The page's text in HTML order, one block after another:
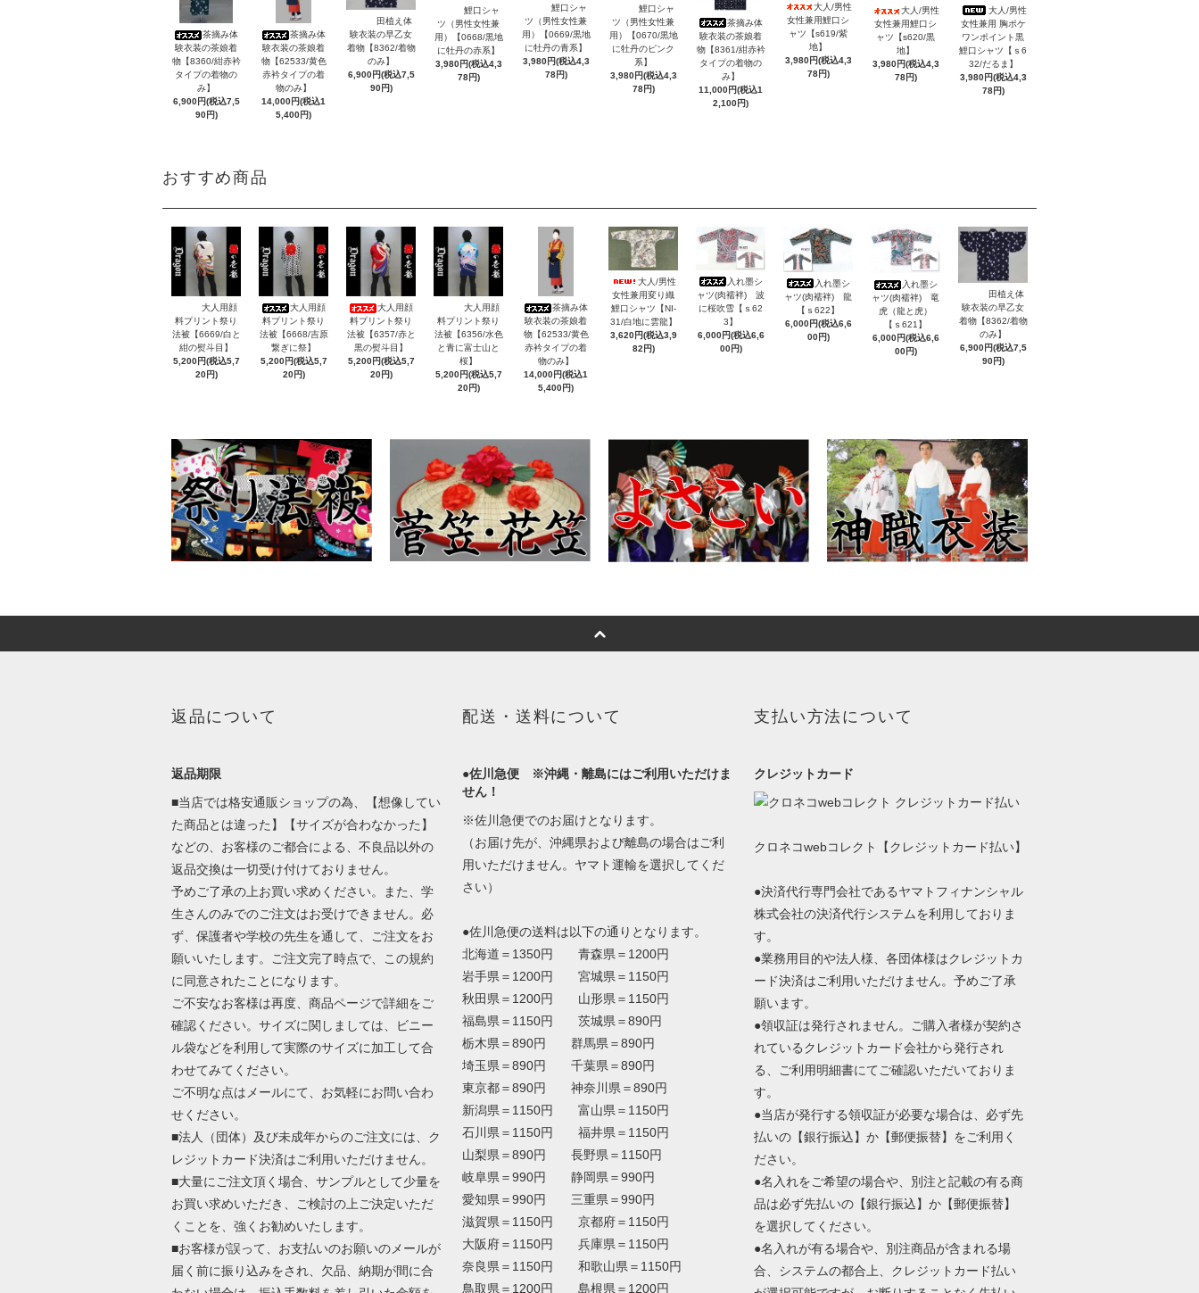
茶摘み体
験衣装の茶娘着
物【8360/紺赤衿
タイプの着物の
み】
6,900円(税込7,5
90円)
茶摘み体
験衣装の茶娘着
物【62533/黄色
赤衿タイプの着
物のみ】
14,000円(税込1
5,400円)
田植え体
験衣装の早乙女
着物【8362/着物
のみ】
6,900円(税込7,5
90円)
鯉口シャ
ツ（男性女性兼
用）【0668/黒地
に牡丹の赤系】
3,980円(税込4,3
78円)
鯉口シャ
ツ（男性女性兼
用）【0669/黒地
に牡丹の青系】
3,980円(税込4,3
78円)
鯉口シャ
ツ（男性女性兼
用）【0670/黒地
に牡丹のピンク
系】
3,980円(税込4,3
78円)
茶摘み体
験衣装の茶娘着
物【8361/紺赤衿
タイプの着物の
み】
11,000円(税込1
2,100円)
大人/男性
女性兼用鯉口シ
ャツ【s619/紫
地】
3,980円(税込4,3
78円)
大人/男性
女性兼用鯉口シ
ャツ【s620/黒
地】
3,980円(税込4,3
78円)
大人/男性
女性兼用 胸ポケ
ワンポイント黒
鯉口シャツ【ｓ6
32/だるま】
3,980円(税込4,3
78円)
おすすめ商品
大人用顔
料プリント祭り
法被【6669/白と
紺の熨斗目】
5,200円(税込5,7
20円)
大人用顔
料プリント祭り
法被【6668/吉原
繋ぎに祭】
5,200円(税込5,7
20円)
大人用顔
料プリント祭り
法被【6357/赤と
黒の熨斗目】
5,200円(税込5,7
20円)
大人用顔
料プリント祭り
法被【6356/水色
と青に富士山と
桜】
5,200円(税込5,7
20円)
茶摘み体
験衣装の茶娘着
物【62533/黄色
赤衿タイプの着
物のみ】
14,000円(税込1
5,400円)
大人/男性
女性兼用変り織
鯉口シャツ【NI-
31/白地に雲龍】
3,620円(税込3,9
82円)
入れ墨シ
ャツ(肉襦袢) 波
に桜吹雪【ｓ62
3】
6,000円(税込6,6
00円)
入れ墨シ
ャツ(肉襦袢) 龍
【ｓ622】
6,000円(税込6,6
00円)
入れ墨シ
ャツ(肉襦袢) 竜
虎（龍と虎）
【ｓ621】
6,000円(税込6,6
00円)
田植え体
験衣装の早乙女
着物【8362/着物
のみ】
6,900円(税込7,5
90円)
返品について
返品期限
■当店では格安通販ショップの為、【想像してい
た商品とは違った】【サイズが合わなかった】
などの、お客様のご都合による、不良品以外の
返品交換は一切受け付けておりません。
予めご了承の上お買い求めください。また、学
生さんのみでのご注文はお受けできません。必
ず、保護者や学校の先生を通して、ご注文をお
願いいたします。ご注文完了時点で、この規約
に同意されたことになります。
ご不安なお客様は再度、商品ページで詳細をご
確認ください。サイズに関しましては、ビニー
ル袋などを利用して実際のサイズに加工して合
わせてみてください。
ご不明な点はメールにて、お気軽にお問い合わ
せください。
■法人（団体）及び未成年からのご注文には、ク
レジットカード決済はご利用いただけません。
■大量にご注文頂く場合、サンプルとして少量を
お買い求めいただき、ご検討の上ご決定いただ
くことを、強くお勧めいたします。
■お客様が誤って、お支払いのお願いのメールが
届く前に振り込みをされ、欠品、納期が間に合
配送・送料について
●佐川急便 ※沖縄・離島にはご利用いただけま
せん！
※佐川急便でのお届けとなります。
（お届け先が、沖縄県および離島の場合はご利
用いただけません。ヤマト運輸を選択してくだ
さい）
●佐川急便の送料は以下の通りとなります。
北海道＝1350円 青森県＝1200円
岩手県＝1200円 宮城県＝1150円
秋田県＝1200円 山形県＝1150円
福島県＝1150円 茨城県＝890円
栃木県＝890円 群馬県＝890円
埼玉県＝890円 千葉県＝890円
東京都＝890円 神奈川県＝890円
新潟県＝1150円 富山県＝1150円
石川県＝1150円 福井県＝1150円
山梨県＝890円 長野県＝1150円
岐阜県＝990円 静岡県＝990円
愛知県＝990円 三重県＝990円
滋賀県＝1150円 京都府＝1150円
大阪府＝1150円 兵庫県＝1150円
奈良県＝1150円 和歌山県＝1150円
鳥取県＝1200円 島根県＝1200円
支払い方法について
クレジットカード
クロネコwebコレクト【クレジットカード払い】
●決済代行専門会社であるヤマトフィナンシャル
株式会社の決済代行システムを利用しておりま
す。
●業務用目的や法人様、各団体様はクレジットカ
ード決済はご利用いただけません。予めご了承
願います。
●領収証は発行されません。ご購入者様が契約さ
れているクレジットカード会社から発行され
る、ご利用明細書にてご確認いただいておりま
す。
●当店が発行する領収証が必要な場合は、必ず先
払いの【銀行振込】か【郵便振替】をご利用く
ださい。
●名入れをご希望の場合や、別注と記載の有る商
品は必ず先払いの【銀行振込】か【郵便振替】
を選択してください。
●名入れが有る場合や、別注商品が含まれる場
合、システムの都合上、クレジットカード払い